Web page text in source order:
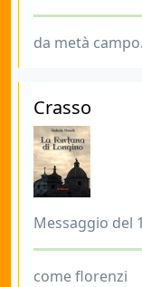
da metà campo.
Crasso
Messaggio del
come florenzi